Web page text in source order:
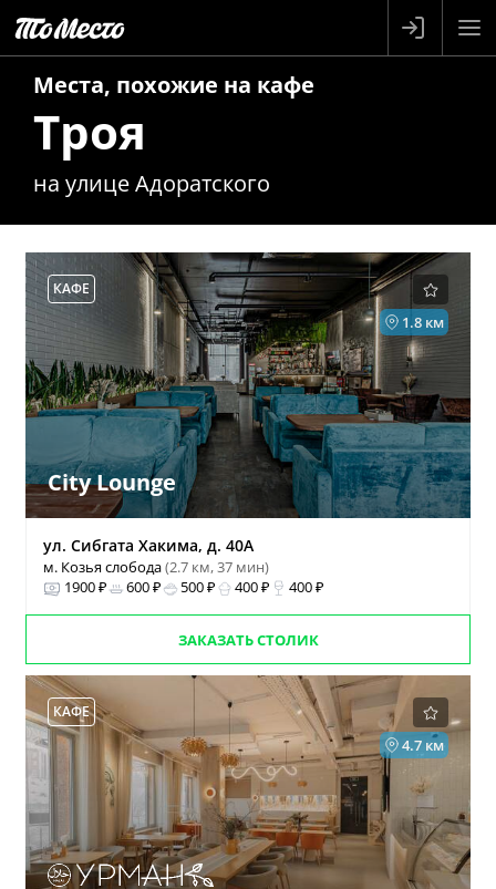
Места, похожие на кафе
Троя
на улице Адоратского
КАФЕ
1.8 км
City Lounge
ул. Сибгата Хакима, д. 40А
м. Козья слобода(2.7 км, 37 мин)
1900 ₽
600 ₽ 500 ₽ 400 ₽ 400 ₽
ЗАКАЗАТЬ СТОЛИК
КАФЕ
4.7 км